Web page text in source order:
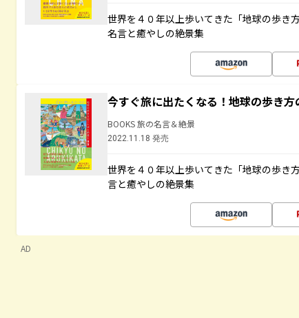
世界を４０年以上歩いてきた「地球の歩き
名言と癒やしの絶景集
今すぐ旅に出たくなる！地球の歩き方
BOOKS 旅の名言＆絶景
2022.11.18 発売
世界を４０年以上歩いてきた「地球の歩き
言と癒やしの絶景集
AD